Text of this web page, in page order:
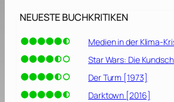
NEUESTE BUCHKRITIKEN
Medien in der Klima-
Star Wars: Die
Der Turm [1973]
Darktown [2016]